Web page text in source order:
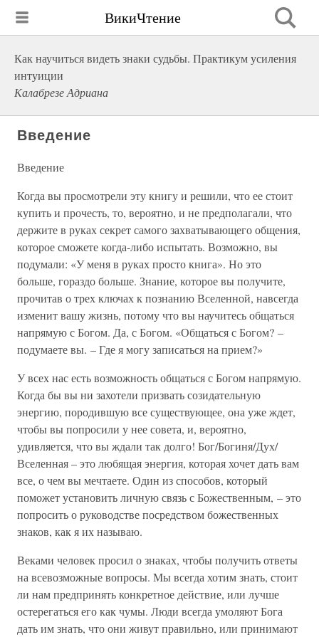
ВикиЧтение
Как научиться видеть знаки судьбы. Практикум усиления
интуиции
Калабрезе Адриана
Введение
Введение
Когда вы просмотрели эту книгу и решили, что ее стоит
купить и прочесть, то, вероятно, и не предполагали, что
держите в руках секрет самого захватывающего общения,
которое сможете когда-либо испытать. Возможно, вы
подумали: «У меня в руках просто книга». Но это
больше, гораздо больше. Знание, которое вы получите,
прочитав о трех ключах к познанию Вселенной, навсегда
изменит вашу жизнь, потому что вы научитесь общаться
напрямую с Богом. Да, с Богом. «Общаться с Богом? –
подумаете вы. – Где я могу записаться на прием?»
У всех нас есть возможность общаться с Богом напрямую.
Когда бы вы ни захотели призвать созидательную
энергию, породившую все существующее, она уже ждет,
чтобы вы попросили у нее совета, и, вероятно,
удивляется, что вы ждали так долго! Бог/Богиня/Дух/
Вселенная – это любящая энергия, которая хочет дать вам
все, о чем вы мечтаете. Один из способов, который
поможет установить личную связь с Божественным, – это
попросить о руководстве посредством божественных
знаков, как я их называю.
Веками человек просил о знаках, чтобы получить ответы
на всевозможные вопросы. Мы всегда хотим знать, стоит
ли нам предпринять конкретное действие, или лучше
остерегаться его как чумы. Люди всегда умоляют Бога
дать им знать, что они живут правильно, или принимают